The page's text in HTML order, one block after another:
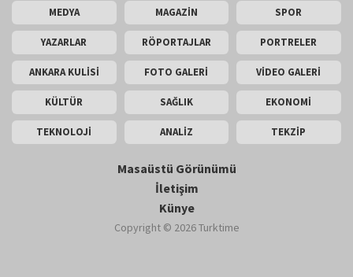
MEDYA MAGAZİN SPOR
YAZARLAR RÖPORTAJLAR PORTRELER
ANKARA KULİSİ FOTO GALERİ VİDEO GALERİ
KÜLTÜR SAĞLIK EKONOMİ
TEKNOLOJİ ANALİZ TEKZİP
Masaüstü Görünümü
İletişim
Künye
Copyright © 2026 Turktime